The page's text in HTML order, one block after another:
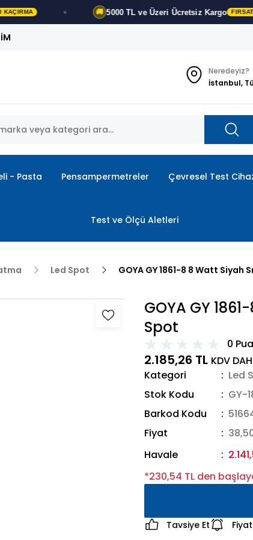
5000 TL ve ÜzeriÜcretsiz Kargo FIRSATI
Neredeyiz?
İstanbul,
- Pasta Pensampermetreler Çevresel Test
Test ve Ölçü Aletleri
Led Spot GOYA GY 1861-8 8 Watt Siyah
GOYA GY
Spot
0
2.185,26 TL KDV
Kategori
Led
Stok Kodu
GY-
Barkod Kodu
Fiyat
Havale
*230,54 TL den
Tavsiye Et